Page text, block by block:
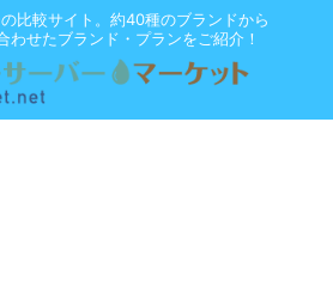
比較サイト。約40種のブランドから
わせたブランド・プランをご紹介！